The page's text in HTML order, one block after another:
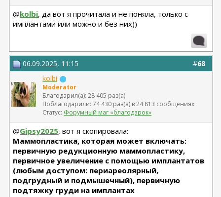
@kolbi, да вот я прочитала и не поняла, только с
имплантами или можно и без них))
#68
06.09.2025, 11:15
kolbi
Moderator
Благодарил(а): 28 405 раз(а)
Поблагодарили: 74 430 раз(а) в 24 813 сообщениях
Статус: Форумный маг «благодарок»
@Gipsy2025, вот я скопировала:
Маммопластика, которая может включать:
первичную редукционную маммопластику,
первичное увеличение с помощью имплантатов
(любым доступом: периареолярный,
подгрудный и подмышечный), первичную
подтяжку груди на имплантах